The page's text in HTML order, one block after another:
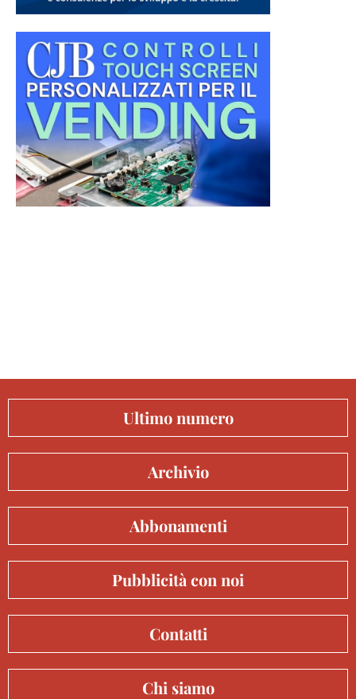
Ultimo numero
Archivio
Abbonamenti
Pubblicità con noi
Contatti
Chi siamo